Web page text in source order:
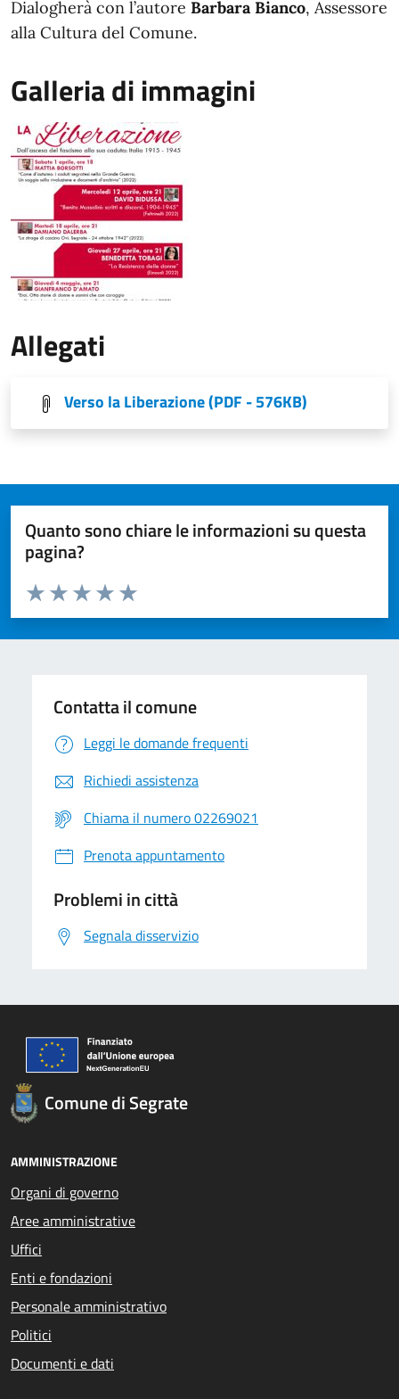
Dialogherà con l’autore Barbara Bianco, Assessore
alla Cultura del Comune.
Galleria di immagini
Allegati
Verso la Liberazione (PDF - 576KB)
Quanto sono chiare le informazioni su questa
pagina?
Valuta da 1 a 5 stelle la pagina
Valuta 5 stelle su 5
Valuta 4 stelle su 5
Valuta 3 stelle su 5
Valuta 2 stelle su 5
Valuta 1 stelle su 5
Contatta il comune
Leggi le domande frequenti
Richiedi assistenza
Chiama il numero 02269021
Prenota appuntamento
Problemi in città
Segnala disservizio
Comune di Segrate
AMMINISTRAZIONE
Organi di governo
Aree amministrative
Uffici
Enti e fondazioni
Personale amministrativo
Politici
Documenti e dati